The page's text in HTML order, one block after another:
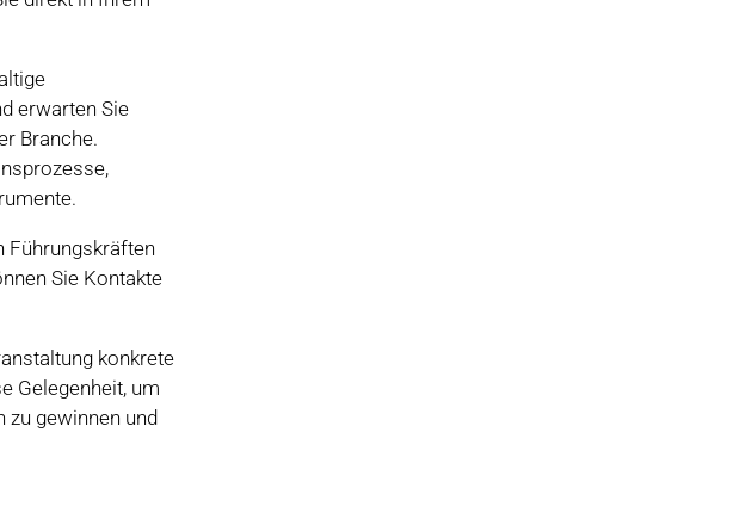
erwarten Sie
Branche.
Führungskräften
Sie Kontakte
konkrete
Gelegenheit, um
zu gewinnen und